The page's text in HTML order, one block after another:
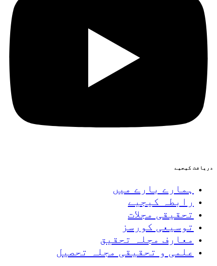
دریافت کیجیے
ہمارے بارے میں
رابطہ کیجیے
تحقیقی مجلات
توسیعی کورسز
معارف مجلہ تحقیق
علمی و تحقیقی مجلہ تحصیل